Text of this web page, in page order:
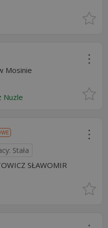
Mosinie
Nuzle
Stała
SŁAWOMIR